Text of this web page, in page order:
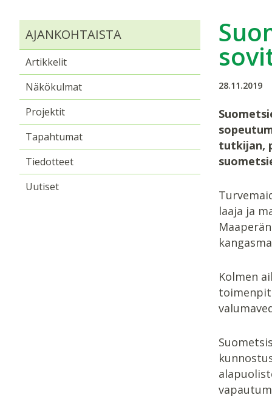
28.11.2019
tutkijan,
laaja ja
Kolmen
AJANKOHTAISTA
Artikkelit
Näkökulmat
Projektit
Tapahtumat
Tiedotteet
Uutiset